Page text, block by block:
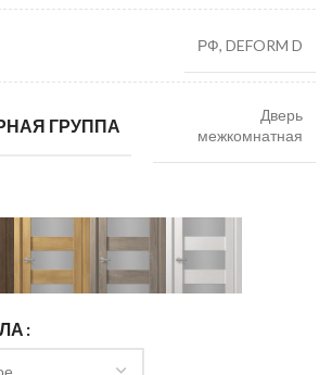
РФ, DEFORM D
ГРУППА
Дверь
межкомнатная